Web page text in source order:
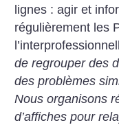
lignes : agir et
régulièrement les
de regrouper des
des problèmes
Nous organisons
d’affiches pour